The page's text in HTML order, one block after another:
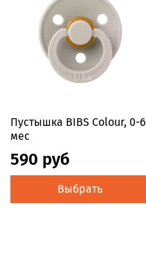
Пустышка BIBS Colour, 0-6
мес
590 руб
Выбрать